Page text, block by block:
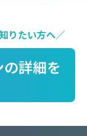
りたい方へ／
詳細を